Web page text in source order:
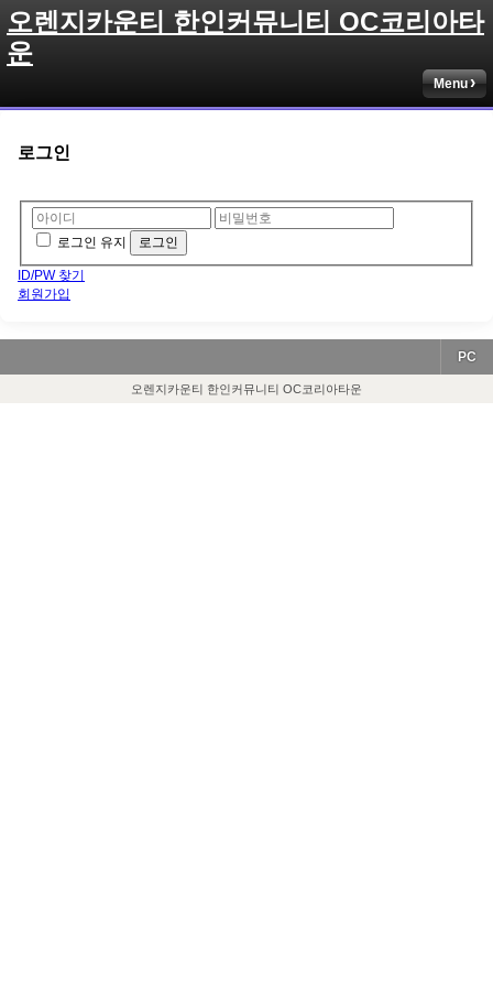
오렌지카운티 한인커뮤니티 OC코리아타
운
Menu
로그인
로그인 유지
ID/PW 찾기
회원가입
PC
오렌지카운티 한인커뮤니티 OC코리아타운